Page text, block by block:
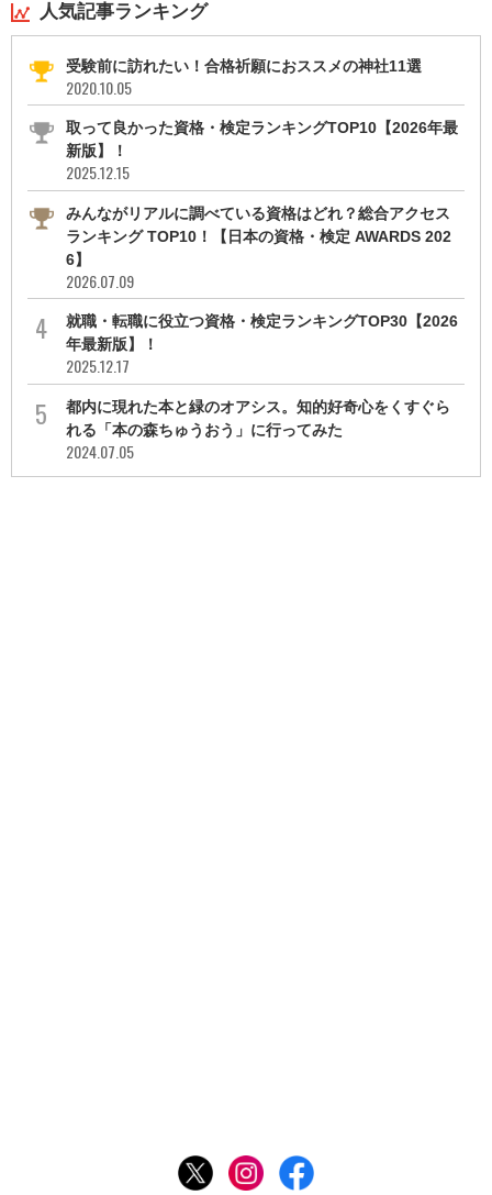
人気記事ランキング
受験前に訪れたい！合格祈願におススメの神社11選
2020.10.05
取って良かった資格・検定ランキングTOP10【2026年最
新版】！
2025.12.15
みんながリアルに調べている資格はどれ？総合アクセス
ランキング TOP10！【日本の資格・検定 AWARDS 202
6】
2026.07.09
就職・転職に役立つ資格・検定ランキングTOP30【2026
年最新版】！
2025.12.17
都内に現れた本と緑のオアシス。知的好奇心をくすぐら
れる「本の森ちゅうおう」に行ってみた
2024.07.05